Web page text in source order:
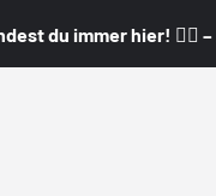
du immer hier! 👇🏼 –